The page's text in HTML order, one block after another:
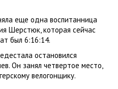
еще одна воспитанница
Шерстюк, которая сейчас
был 6:16:14.
остановился
Он занял четвертое место,
велогонщику.